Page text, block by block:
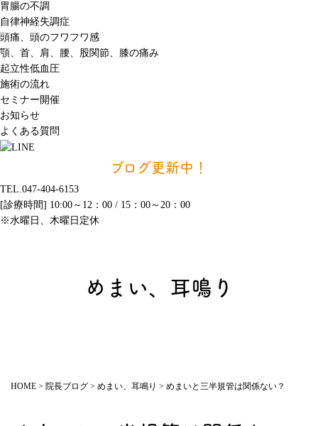
胃腸の不調
自律神経失調症
頭痛、頭のフワフワ感
顎、首、肩、腰、股関節、膝の痛み
起立性低血圧
施術の流れ
セミナー開催
お知らせ
よくある質問
ブログ更新中！
TEL.047-404-6153
[診療時間] 10:00～12：00 / 15：00～20：00
※水曜日、木曜日定休
めまい、耳鳴り
HOME > 院長ブログ > めまい、耳鳴り > めまいと三半規管は関係ない？